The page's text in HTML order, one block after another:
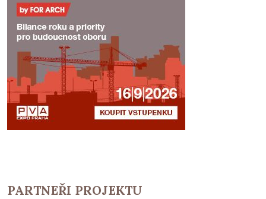
PARTNEŘI PROJEKTU